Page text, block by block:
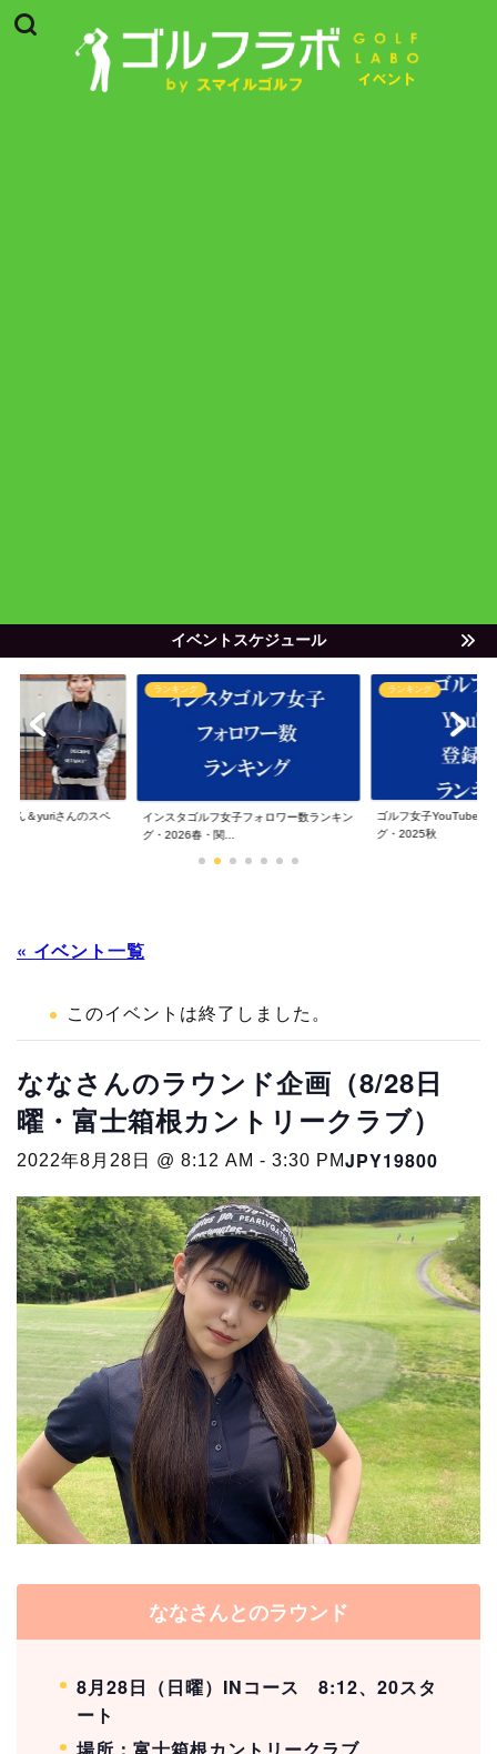
イベントスケジュール
ん＆yuriさんのスペ
ランキング
インスタゴルフ女子フォロワー数ランキン
グ・2026春・関...
ランキング
ゴルフ女子YouTube登
グ・2025秋
« イベント一覧
このイベントは終了しました。
ななさんのラウンド企画（8/28日
曜・富士箱根カントリークラブ）
2022年8月28日 @ 8:12 AM - 3:30 PMJPY19800
ななさんとのラウンド
8月28日（日曜）INコース 8:12、20スタ
ート
場所：富士箱根カントリークラブ